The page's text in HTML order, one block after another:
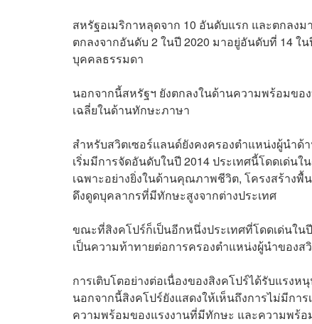
สหรัฐอเมริกาหลุดจาก 10 อันดับแรก และตกลง
ตกลงจากอันดับ 2 ในปี 2020 มาอยู่อันดับที่ 14 ใ
บุคคลธรรมดา
นอกจากนี้สหรัฐฯ ยังตกลงในด้านความพร้อมขอ
เฉลี่ยในด้านทักษะภาษา
สำหรับสวิตเซอร์แลนด์ยังคงครองตำแหน่งผู้นำ
เริ่มมีการจัดอันดับในปี 2014 ประเทศนี้โดดเด่น
เฉพาะอย่างยิ่งในด้านคุณภาพชีวิต, โครงสร้าง
ดึงดูดบุคลากรที่มีทักษะสูงจากต่างประเทศ
ขณะที่สิงคโปร์ก็เป็นอีกหนึ่งประเทศที่โดดเด่นใ
เป็นความท้าทายต่อการครองตำแหน่งผู้นำของ
การเติบโตอย่างต่อเนื่องของสิงคโปร์ได้รับแรง
นอกจากนี้สิงคโปร์ยังแสดงให้เห็นถึงการไม่มีกา
ความพร้อมของแรงงานที่มีทักษะ และความพร้อ